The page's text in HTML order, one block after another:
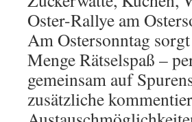
Oster-Rallye am
Am Ostersonntag
Menge Rätselspaß –
gemeinsam auf
zusätzliche